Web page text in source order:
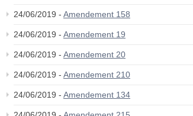
24/06/2019 - Amendement 158
24/06/2019 - Amendement 19
24/06/2019 - Amendement 20
24/06/2019 - Amendement 210
24/06/2019 - Amendement 134